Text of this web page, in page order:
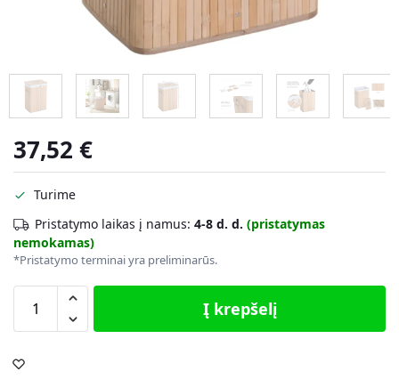
37,52 €
Turime
Pristatymo laikas į namus: 4-8 d. d. (pristatymas
nemokamas)
*Pristatymo terminai yra preliminarūs.
Į krepšelį